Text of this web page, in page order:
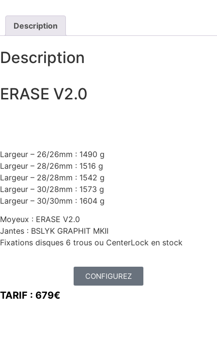
Description
Description
ERASE V2.0
Largeur – 26/26mm : 1490 g
Largeur – 28/26mm : 1516 g
Largeur – 28/28mm : 1542 g
Largeur – 30/28mm : 1573 g
Largeur – 30/30mm : 1604 g
Moyeux : ERASE V2.0
Jantes : BSLYK GRAPHIT MKII
Fixations disques 6 trous ou CenterLock en stock
CONFIGUREZ
TARIF : 679€